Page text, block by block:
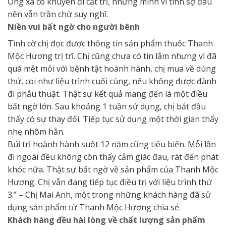
nên vẫn trần chừ suy nghĩ.
Niền vui bất ngờ cho người bênh
Tình cờ chị đọc được thông tin sản phẩm thuốc Thanh
Mộc Hương trị trĩ. Chị cũng chưa có tin lắm nhưng vì đã
quá mệt mỏi với bệnh tật hoành hành, chị mua về dùng
thử, coi như liệu trình cuối cùng, nếu không được đành
đi phẫu thuật. Thật sự kết quả mang đến là một điều
bất ngờ lớn. Sau khoảng 1 tuần sử dụng, chị bắt đầu
thấy có sự thay đổi. Tiếp tục sử dụng một thời gian thấy
nhẹ nhõm hẳn.
Búi trĩ hoành hành suốt 12 năm cũng tiêu biến. Mỗi lần
đi ngoài đều không còn thấy cảm giác đau, rát đến phát
khóc nữa. Thật sự bất ngờ về sản phẩm của Thanh Mộc
Hương. Chị vẫn đang tiếp tục điều trị với liệu trình thứ
3.” – Chị Mai Anh, một trong những khách hàng đã sử
dụng sản phẩm từ Thanh Mộc Hương chia sẻ.
Khách hàng đều hài lòng về chất lượng sản phẩm